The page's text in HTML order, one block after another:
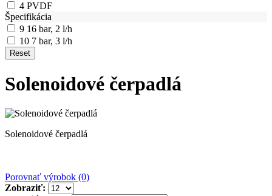
4 PVDF
Špecifikácia
9 16 bar, 2 l/h
10 7 bar, 3 l/h
Solenoidové čerpadlá
Solenoidové čerpadlá
Porovnať výrobok (0)
Zobraziť: